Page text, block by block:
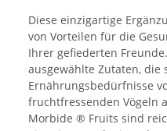
Diese einzigartige
von Vorteilen für die
Ihrer gefiederten
ausgewählte Zutaten, die
Ernährungsbedürfnisse
fruchtfressenden Vögeln
Morbide ® Fruits sind